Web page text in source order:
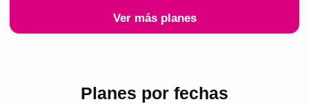
Ver más planes
Planes por fechas